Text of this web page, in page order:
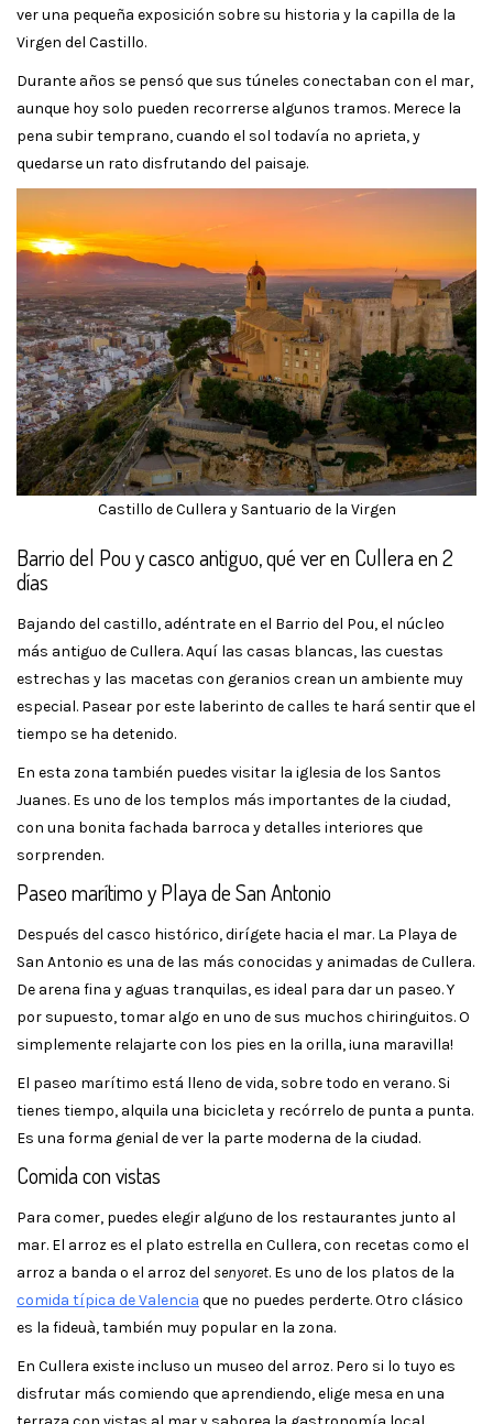
ver una pequeña exposición sobre su historia y la capilla de la
Virgen del Castillo.
Durante años se pensó que sus túneles conectaban con el mar,
aunque hoy solo pueden recorrerse algunos tramos. Merece la
pena subir temprano, cuando el sol todavía no aprieta, y
quedarse un rato disfrutando del paisaje.
Castillo de Cullera y Santuario de la Virgen
Barrio del Pou y casco antiguo, qué ver en Cullera en 2
días
Bajando del castillo, adéntrate en el Barrio del Pou, el núcleo
más antiguo de Cullera. Aquí las casas blancas, las cuestas
estrechas y las macetas con geranios crean un ambiente muy
especial. Pasear por este laberinto de calles te hará sentir que el
tiempo se ha detenido.
En esta zona también puedes visitar la iglesia de los Santos
Juanes. Es uno de los templos más importantes de la ciudad,
con una bonita fachada barroca y detalles interiores que
sorprenden.
Paseo marítimo y Playa de San Antonio
Después del casco histórico, dirígete hacia el mar. La Playa de
San Antonio es una de las más conocidas y animadas de Cullera.
De arena fina y aguas tranquilas, es ideal para dar un paseo. Y
por supuesto, tomar algo en uno de sus muchos chiringuitos. O
simplemente relajarte con los pies en la orilla, ¡una maravilla!
El paseo marítimo está lleno de vida, sobre todo en verano. Si
tienes tiempo, alquila una bicicleta y recórrelo de punta a punta.
Es una forma genial de ver la parte moderna de la ciudad.
Comida con vistas
Para comer, puedes elegir alguno de los restaurantes junto al
mar. El arroz es el plato estrella en Cullera, con recetas como el
arroz a banda o el arroz del senyoret. Es uno de los platos de la
comida típica de Valencia que no puedes perderte. Otro clásico
es la fideuà, también muy popular en la zona.
En Cullera existe incluso un museo del arroz. Pero si lo tuyo es
disfrutar más comiendo que aprendiendo, elige mesa en una